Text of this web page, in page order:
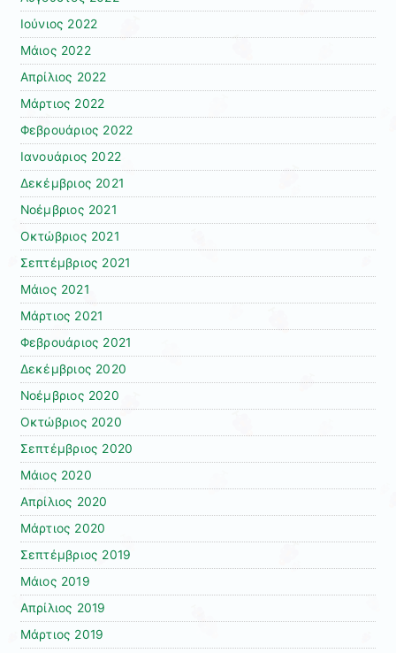
Ιούνιος 2022
Μάιος 2022
Απρίλιος 2022
Μάρτιος 2022
Φεβρουάριος 2022
Ιανουάριος 2022
Δεκέμβριος 2021
Νοέμβριος 2021
Οκτώβριος 2021
Σεπτέμβριος 2021
Μάιος 2021
Μάρτιος 2021
Φεβρουάριος 2021
Δεκέμβριος 2020
Νοέμβριος 2020
Οκτώβριος 2020
Σεπτέμβριος 2020
Μάιος 2020
Απρίλιος 2020
Μάρτιος 2020
Σεπτέμβριος 2019
Μάιος 2019
Απρίλιος 2019
Μάρτιος 2019